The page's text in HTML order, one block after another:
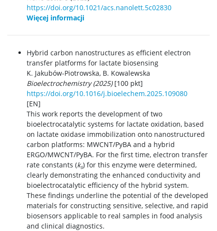
https://doi.org/10.1021/acs.nanolett.5c02830
Więcej informacji
Hybrid carbon nanostructures as efficient electron
transfer platforms for lactate biosensing
K. Jakubów-Piotrowska, B. Kowalewska
Bioelectrochemistry (2025)[100 pkt]
https://doi.org/10.1016/j.bioelechem.2025.109080
[EN]
This work reports the development of two
bioelectrocatalytic systems for lactate oxidation, based
on lactate oxidase immobilization onto nanostructured
carbon platforms: MWCNT/PyBA and a hybrid
ERGO/MWCNT/PyBA. For the first time, electron transfer
rate constants (ks) for this enzyme were determined,
clearly demonstrating the enhanced conductivity and
bioelectrocatalytic efficiency of the hybrid system.
These findings underline the potential of the developed
materials for constructing sensitive, selective, and rapid
biosensors applicable to real samples in food analysis
and clinical diagnostics.